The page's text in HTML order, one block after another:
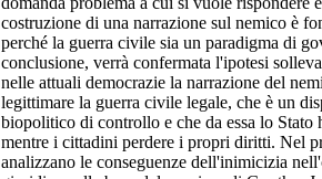
costruzione di una narrazione sul nemico è
perché la guerra civile sia un paradigma di
conclusione, verrà confermata l'ipotesi
nelle attuali democrazie la narrazione del
legittimare la guerra civile legale, che è un
biopolitico di controllo e che da essa lo Stato
mentre i cittadini perdere i propri diritti. Nel
analizzano le conseguenze dell'inimicizia